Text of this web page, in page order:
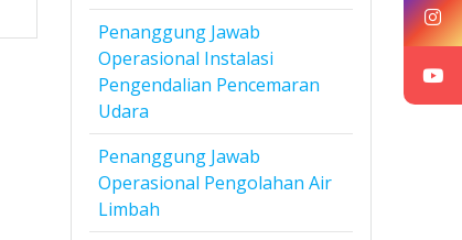
Penanggung Jawab
Operasional Instalasi
Pengendalian Pencemaran
Udara
Penanggung Jawab
Operasional Pengolahan Air
Limbah